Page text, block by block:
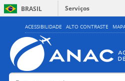
ACESSIBILIDADE ALTO CONTRASTE
BRASIL
Serviços
Buscar no portal